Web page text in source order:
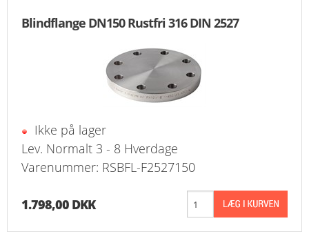
Blindflange DN150 Rustfri 316 DIN 2527
Ikke på lager
Lev. Normalt 3 - 8 Hverdage
Varenummer: RSBFL-F2527150
1.798,00 DKK